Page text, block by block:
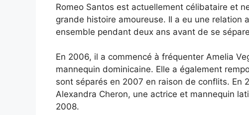
Romeo Santos est actuellement célibataire et
grande histoire amoureuse. Il a eu une relation
ensemble pendant deux ans avant de se
En 2006, il a commencé à fréquenter Amelia
mannequin dominicaine. Elle a également
sont séparés en 2007 en raison de conflits. En
Alexandra Cheron, une actrice et mannequin
2008.